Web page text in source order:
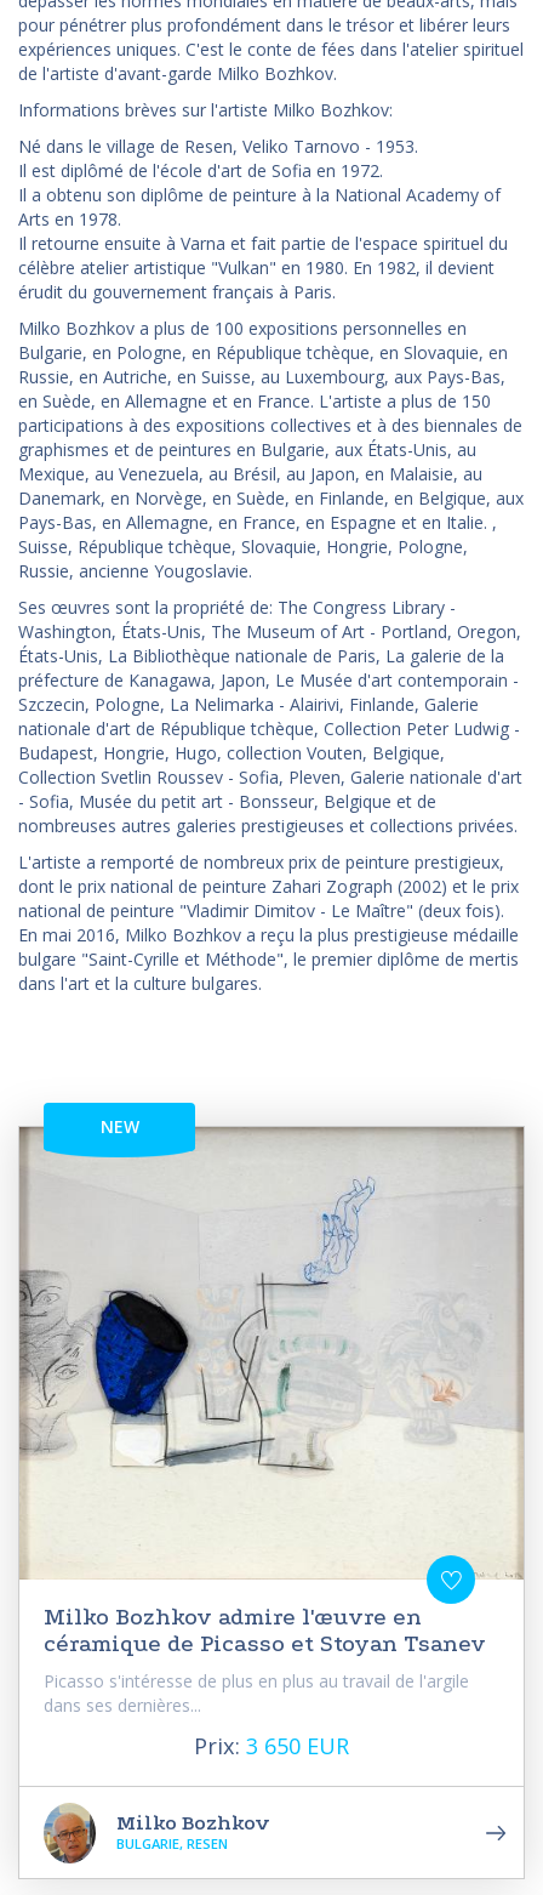
pour pénétrer plus profondément dans le trésor et libérer leurs
expériences uniques. C'est le conte de fées dans l'atelier spirituel
de l'artiste d'avant-garde Milko Bozhkov.
Informations brèves sur l'artiste Milko Bozhkov:
Né dans le village de Resen, Veliko Tarnovo - 1953.
Il est diplômé de l'école d'art de Sofia en 1972.
Il a obtenu son diplôme de peinture à la National Academy of
Arts en 1978.
Il retourne ensuite à Varna et fait partie de l'espace spirituel du
célèbre atelier artistique "Vulkan" en 1980. En 1982, il devient
érudit du gouvernement français à Paris.
Milko Bozhkov a plus de 100 expositions personnelles en
Bulgarie, en Pologne, en République tchèque, en Slovaquie, en
Russie, en Autriche, en Suisse, au Luxembourg, aux Pays-Bas,
en Suède, en Allemagne et en France. L'artiste a plus de 150
participations à des expositions collectives et à des biennales de
graphismes et de peintures en Bulgarie, aux États-Unis, au
Mexique, au Venezuela, au Brésil, au Japon, en Malaisie, au
Danemark, en Norvège, en Suède, en Finlande, en Belgique, aux
Pays-Bas, en Allemagne, en France, en Espagne et en Italie. ,
Suisse, République tchèque, Slovaquie, Hongrie, Pologne,
Russie, ancienne Yougoslavie.
Ses œuvres sont la propriété de: The Congress Library -
Washington, États-Unis, The Museum of Art - Portland, Oregon,
États-Unis, La Bibliothèque nationale de Paris, La galerie de la
préfecture de Kanagawa, Japon, Le Musée d'art contemporain -
Szczecin, Pologne, La Nelimarka - Alairivi, Finlande, Galerie
nationale d'art de République tchèque, Collection Peter Ludwig -
Budapest, Hongrie, Hugo, collection Vouten, Belgique,
Collection Svetlin Roussev - Sofia, Pleven, Galerie nationale d'art
- Sofia, Musée du petit art - Bonsseur, Belgique et de
nombreuses autres galeries prestigieuses et collections privées.
L'artiste a remporté de nombreux prix de peinture prestigieux,
dont le prix national de peinture Zahari Zograph (2002) et le prix
national de peinture "Vladimir Dimitov - Le Maître" (deux fois).
En mai 2016, Milko Bozhkov a reçu la plus prestigieuse médaille
bulgare "Saint-Cyrille et Méthode", le premier diplôme de mertis
dans l'art et la culture bulgares.
NEW
Milko Bozhkov admire l'œuvre en
céramique de Picasso et Stoyan Tsanev
Picasso s'intéresse de plus en plus au travail de l'argile
dans ses dernières...
Prix: 3 650 EUR
Milko Bozhkov
BULGARIE, RESEN